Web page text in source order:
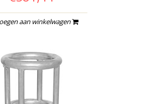
aan winkelwagen